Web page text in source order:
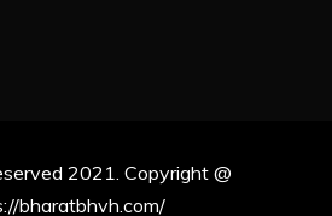
2021. Copyright @
bharatbhvh.com/